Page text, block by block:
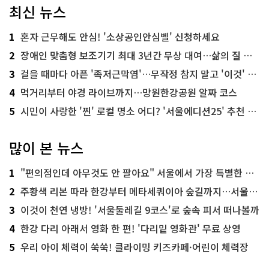
최신 뉴스
1 혼자 근무해도 안심! '소상공인안심벨' 신청하세요
2 장애인 맞춤형 보조기기 최대 3년간 무상 대여…삶의 질 높인다
3 걸을 때마다 아픈 '족저근막염'…무작정 참지 말고 '이것' 해보세요!
4 먹거리부터 야경 라이브까지…망원한강공원 알짜 코스
5 시민이 사랑한 '찐' 로컬 명소 어디? '서울에디션25' 추천 코스
많이 본 뉴스
1 "편의점인데 아무것도 안 팔아요" 서울에서 가장 특별한 편의점의 정체
2 주황색 리본 따라 한강부터 메타세쿼이아 숲길까지…서울둘레길 15코스
3 이것이 천연 냉방! '서울둘레길 9코스'로 숲속 피서 떠나볼까
4 한강 다리 아래서 영화 한 편! '다리밑 영화관' 무료 상영
5 우리 아이 체력이 쑥쑥! 클라이밍 키즈카페·어린이 체력장